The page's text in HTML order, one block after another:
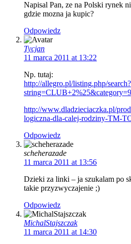
Napisal Pan, ze na Polski rynek
gdzie mozna ja kupic?
Odpowiedz
Tycjan
11 marca 2011 at 13:22
Np. tutaj:
http://allegro.pl/listing.php/search?
http://www.dladzieciaczka.pl/
logiczna-dla-calej-rodziny-TM-
Odpowiedz
scheherazade
11 marca 2011 at 13:56
Dzieki za linki – ja szukalam po
takie przyzwyczajenie ;)
Odpowiedz
MichalStajszczak
11 marca 2011 at 14:30